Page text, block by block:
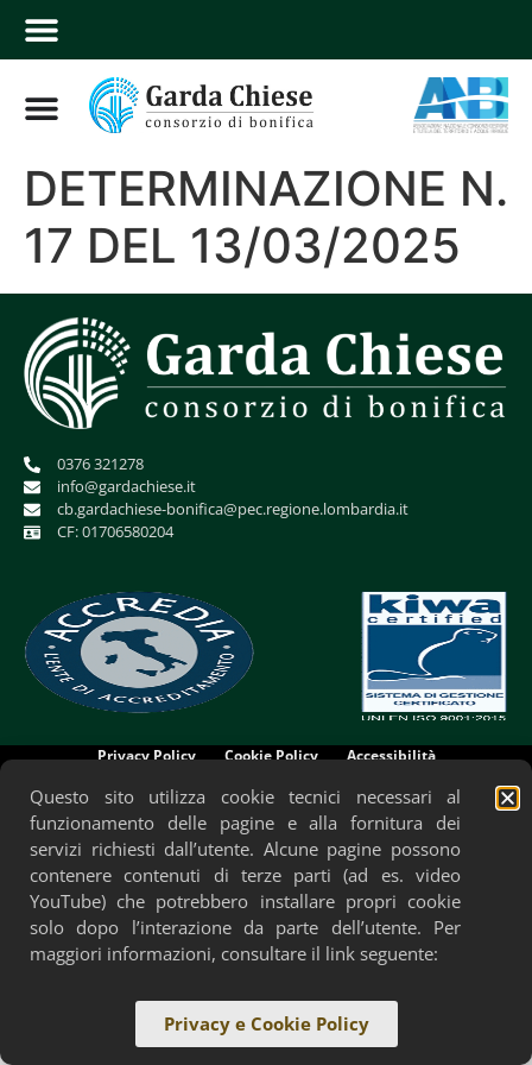
DETERMINAZIONE N.
17 DEL 13/03/2025
0376 321278
info@gardachiese.it
cb.gardachiese-bonifica@pec.regione.lombardia.it
CF: 01706580204
Privacy Policy Cookie Policy Accessibilità
Questo sito utilizza cookie tecnici necessari al
funzionamento delle pagine e alla fornitura dei
servizi richiesti dall’utente. Alcune pagine possono
contenere contenuti di terze parti (ad es. video
YouTube) che potrebbero installare propri cookie
solo dopo l’interazione da parte dell’utente. Per
maggiori informazioni, consultare il link seguente:
Privacy e Cookie Policy